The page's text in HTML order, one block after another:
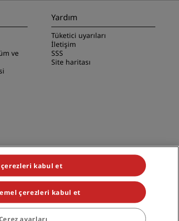
ve
Yardım
Tüketici uyarıları
İletişim
SSS
Site haritası
Park Inn, Country Inn & Suites, Prize by Radisson,
çerezleri kabul et
çerezleri kabul et
ayarları